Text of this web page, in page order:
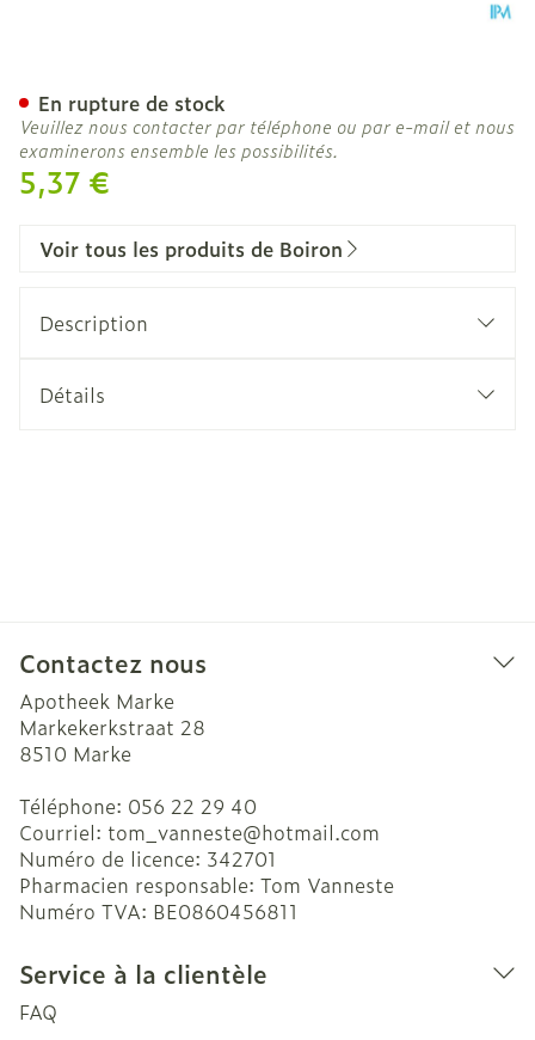
5,37 €
En rupture de stock
Veuillez nous contacter par téléphone ou par e-mail et nous
examinerons ensemble les possibilités.
Voir tous les produits de Boiron
Description
Détails
Contactez nous
Apotheek Marke
Markekerkstraat 28
8510 Marke
Téléphone: 056 22 29 40
Courriel: tom_vanneste@hotmail.com
Numéro de licence: 342701
Pharmacien responsable: Tom Vanneste
Numéro TVA: BE0860456811
Service à la clientèle
FAQ